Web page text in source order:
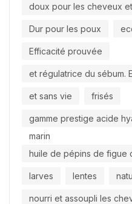
doux pour les cheveux
Dur pour les poux
Efficacité prouvée
et régulatrice du sébum.
et sans vie frisés
gamme prestige acide
marin
huile de pépins de figue
larves lentes
nourri et assoupli les